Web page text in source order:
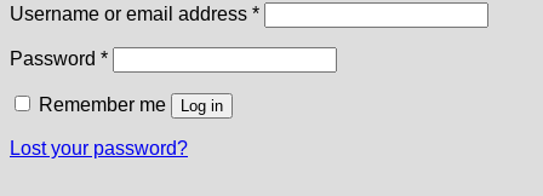
Username or email address *Required
Password *Required
Remember me Log in
Lost your password?